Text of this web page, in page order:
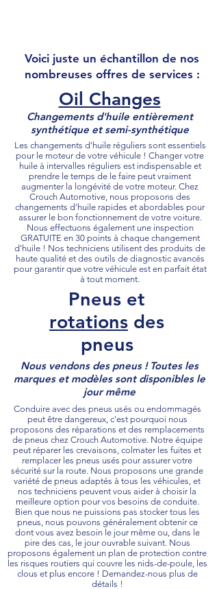
Voici juste un échantillon de nos
nombreuses offres de services :
Oil Changes
Changements d'huile entièrement
synthétique et semi-synthétique
Les changements d'huile réguliers sont essentiels
pour le moteur de votre véhicule ! Changer votre
huile à intervalles réguliers est indispensable et
prendre le temps de le faire peut vraiment
augmenter la longévité de votre moteur. Chez
Crouch Automotive, nous proposons des
changements d'huile rapides et abordables pour
assurer le bon fonctionnement de votre voiture.
Nous effectuons également une inspection
GRATUITE en 30 points à chaque changement
d'huile ! Nos techniciens utilisent des produits de
haute qualité et des outils de diagnostic avancés
pour garantir que votre véhicule est en parfait état
à tout moment.
Pneus et
rotations des
pneus
Nous vendons des pneus ! Toutes les
marques et modèles sont disponibles le
jour même
Conduire avec des pneus usés ou endommagés
peut être dangereux, c'est pourquoi nous
proposons des réparations et des remplacements
de pneus chez Crouch Automotive. Notre équipe
peut réparer les crevaisons, colmater les fuites et
remplacer les pneus usés pour assurer votre
sécurité sur la route. Nous proposons une grande
variété de pneus adaptés à tous les véhicules, et
nos techniciens peuvent vous aider à choisir la
meilleure option pour vos besoins de conduite.
Bien que nous ne puissions pas stocker tous les
pneus, nous pouvons généralement obtenir ce
dont vous avez besoin le jour même ou, dans le
pire des cas, le jour ouvrable suivant. Nous
proposons également un plan de protection contre
les risques routiers qui couvre les nids-de-poule, les
clous et plus encore ! Demandez-nous plus de
détails !